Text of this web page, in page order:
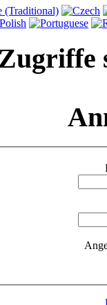
Zugriffe